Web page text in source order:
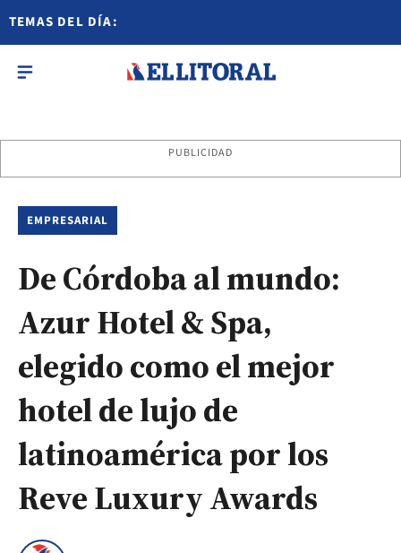
TEMAS DEL DÍA:
PUBLICIDAD
EMPRESARIAL
De Córdoba al mundo:
Azur Hotel & Spa,
elegido como el mejor
hotel de lujo de
latinoamérica por los
Reve Luxury Awards